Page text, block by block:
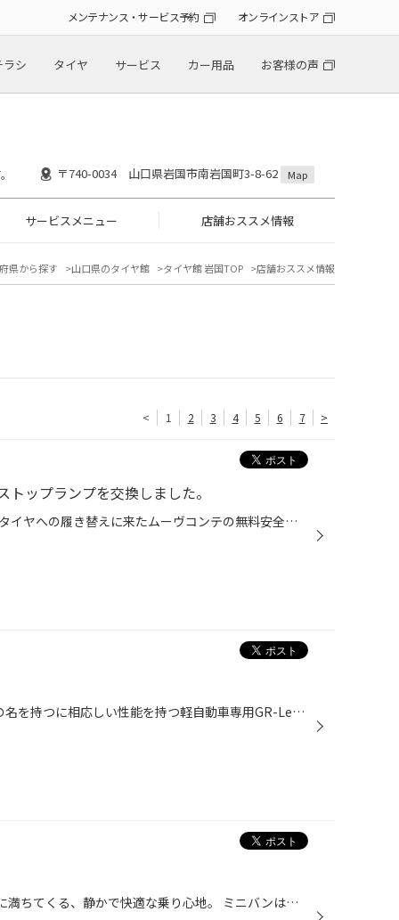
メンテナンス・サービス予約 オンラインストア
シ タイヤ サービス カー用品 お客様の声
〒740-0034 山口県岩国市南岩国町3-8-62 Map
サービスメニュー 店舗おススメ情報
県から探す 山口県のタイヤ館 タイヤ館 岩国TOP 店舗おススメ情報
< 1 2 3 4 5 6 7 >
ップランプを交換しました。
今回はスタッドレスタイヤから夏タイヤへの履き替えに来たムーヴコンテの無料安全点検でハイマウントストップランプが切れていたので交換になりました。 ブレーキランプは点灯してるのにハイマウントストップランプは点灯してません。 トランクを開けてカバーを外します。 電球を外して比べてみます...
レグノGR-レジェーラ "REGNO"の名を持つに相応しい性能を持つ軽自動車専用GR-Leggera。 ワンランク上の静粛性、乗心地であなたの車はタイヤで変わる。
レグノGRVII 音楽や会話が穏やかに満ちてくる、静かで快適な乗り心地。 ミニバンは心やすまるリビング空間に近づいてくる。